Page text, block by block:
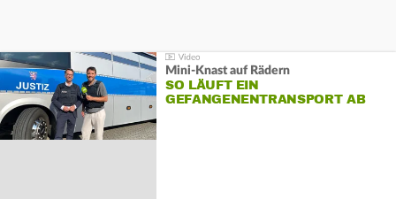
Mini-Knast auf Rädern
SO LÄUFT EIN
GEFANGENENTRANSPORT AB